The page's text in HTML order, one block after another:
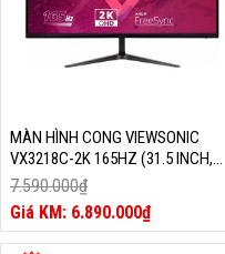
MÀN HÌNH CONG VIEWSONIC
VX3218C-2K 165HZ (31.5 INCH,
2560 X 1440, VA, 165HZ, 1MS,
1500R, 103% SRGB, TÍCH HỢP LOA
KÉP)
7.590.000₫
Giá
gốc
6.890.000₫
Giá